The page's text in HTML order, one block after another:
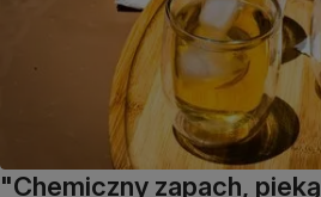
"Chemiczny zapach,